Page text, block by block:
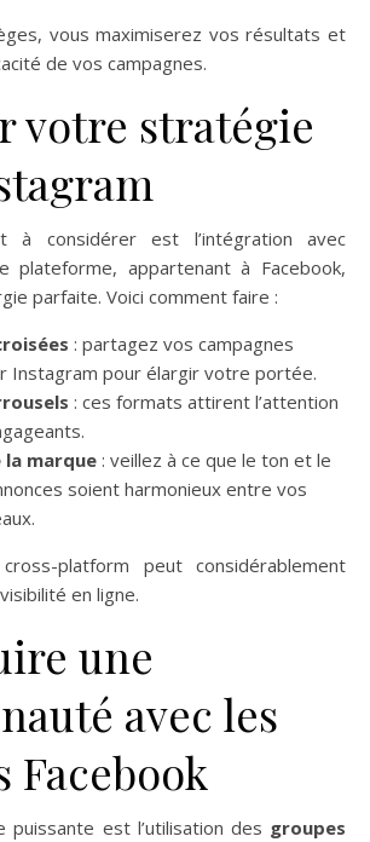
vous maximiserez vos résultats et
de vos campagnes.
votre stratégie
à considérer est l’intégration avec
plateforme, appartenant à Facebook,
parfaite. Voici comment faire :
: partagez vos campagnes
Instagram pour élargir votre portée.
: ces formats attirent l’attention
la marque: veillez à ce que le ton et le
soient harmonieux entre vos
platform peut considérablement
en ligne.
une
avec les
Facebook
puissante est l’utilisation des groupes